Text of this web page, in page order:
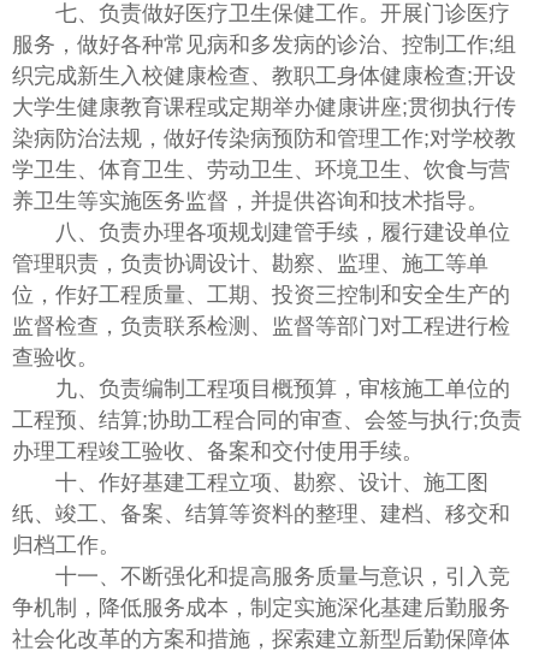
七、负责做好医疗卫生保健工作。开展门诊医疗
服务，做好各种常见病和多发病的诊治、控制工作;组
织完成新生入校健康检查、教职工身体健康检查;开设
大学生健康教育课程或定期举办健康讲座;贯彻执行传
染病防治法规，做好传染病预防和管理工作;对学校教
学卫生、体育卫生、劳动卫生、环境卫生、饮食与营
养卫生等实施医务监督，并提供咨询和技术指导。
八、负责办理各项规划建管手续，履行建设单位
管理职责，负责协调设计、勘察、监理、施工等单
位，作好工程质量、工期、投资三控制和安全生产的
监督检查，负责联系检测、监督等部门对工程进行检
查验收。
九、负责编制工程项目概预算，审核施工单位的
工程预、结算;协助工程合同的审查、会签与执行;负责
办理工程竣工验收、备案和交付使用手续。
十、作好基建工程立项、勘察、设计、施工图
纸、竣工、备案、结算等资料的整理、建档、移交和
归档工作。
十一、不断强化和提高服务质量与意识，引入竞
争机制，降低服务成本，制定实施深化基建后勤服务
社会化改革的方案和措施，探索建立新型后勤保障体